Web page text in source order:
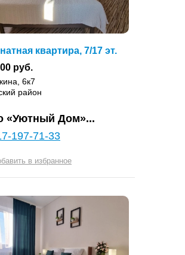
квартира, 7/17 эт.
руб.
6к7
район
«Уютный Дом»...
197-71-33
в избранное